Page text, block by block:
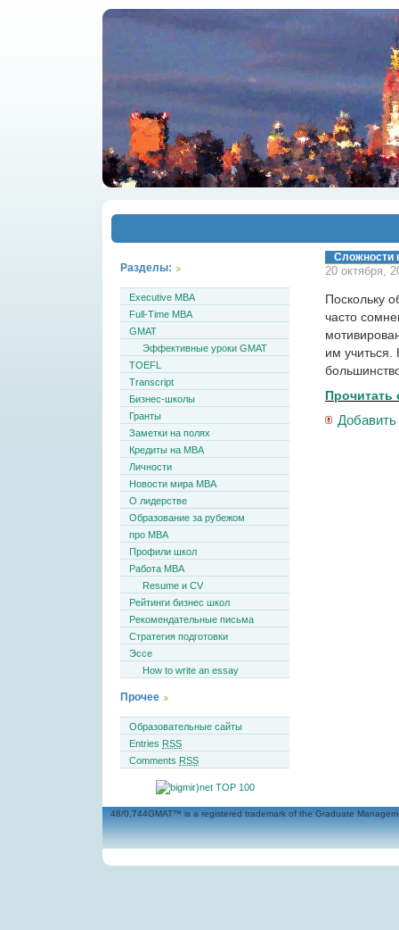
Сложности
20 октября,
Поскольку
часто
им учиться.
Прочитать
Разделы:
Executive MBA
Full-Time MBA
GMAT
Эффективные уроки GMAT
TOEFL
Transcript
Бизнес-школы
Гранты
Заметки на полях
Кредиты на MBA
Личности
Новости мира MBA
О лидерстве
Образование за рубежом
про MBA
Профили школ
Работа MBA
Resume и CV
Рейтинги бизнес школ
Рекомендательные письма
Стратегия подготовки
Эссе
How to write an essay
Прочее
Образовательные сайты
Entries RSS
Comments RSS
48/0,744GMAT™ is a registered trademark of the Graduate